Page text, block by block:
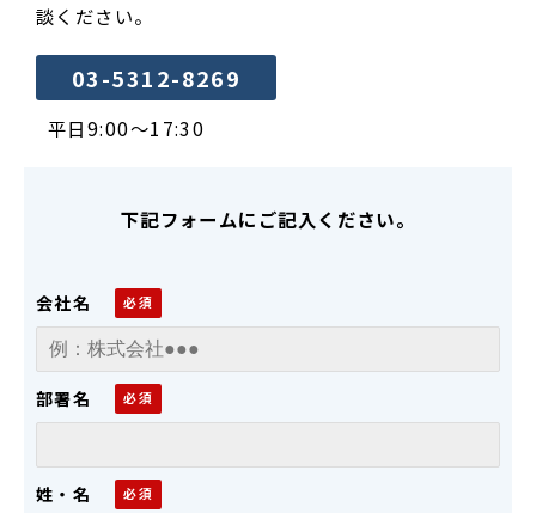
談ください。
03-5312-8269
平日9:00～17:30
下記フォームにご記入ください。
会社名
部署名
姓・名